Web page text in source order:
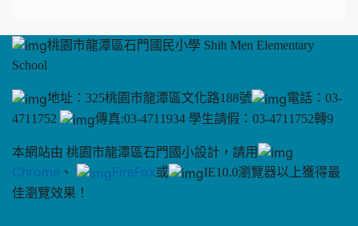
桃園市龍潭區石門國民小學 Shih Men Elementary
School
地址：325桃園市龍潭區文化路188號
電話：03-
4711752
傳真:03-4711934 學生請假：03-4711752轉9
本網站由 桃園市龍潭區石門國小設計，請用
Chrome 、 FireFox或
IE10.0瀏覽器以上獲得最
佳瀏覽效果！